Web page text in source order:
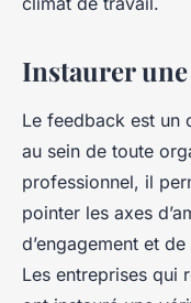
Instaurer
Le feedback est un
au sein de toute
professionnel, il
pointer les axes
d’engagement et
Les entreprises qui